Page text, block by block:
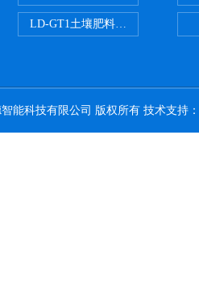
LD-GT1土壤肥料养分检测仪
能科技有限公司 版权所有 技术支持：